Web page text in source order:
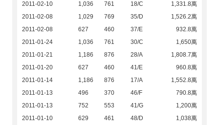
2011-02-10
1,036 761 18/C
1,331.8萬
2011-02-08
1,029 769 35/D
1,526.2萬
2011-02-08
627 460 37/E
932.8萬
2011-01-24
1,036 761 30/C
1,650萬
2011-01-21
1,186 876 28/A
1,808.7萬
2011-01-20
627 460 41/E
960.8萬
2011-01-14
1,186 876 17/A
1,552.8萬
2011-01-13
496 370 46/F
790.8萬
2011-01-13
752 553 41/G
1,200萬
2011-01-10
629 461 48/D
1,038萬